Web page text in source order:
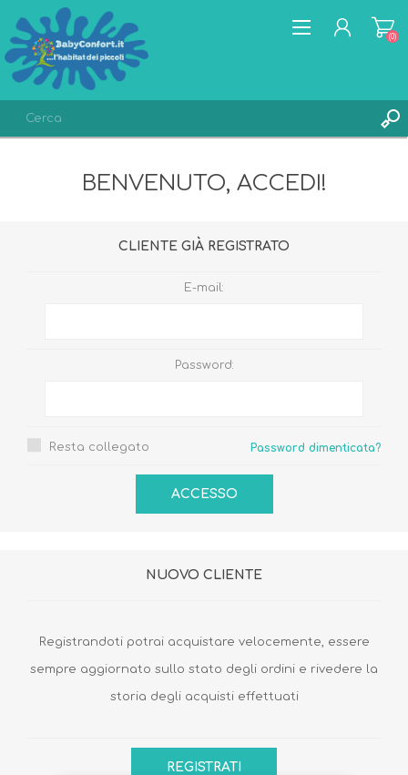
ACCESSO
(0)
BENVENUTO, ACCEDI!
CLIENTE GIÀ REGISTRATO
E-mail:
Password:
Resta collegato Password dimenticata?
NUOVO CLIENTE
Registrandoti potrai acquistare velocemente, essere
sempre aggiornato sullo stato degli ordini e rivedere la
storia degli acquisti effettuati